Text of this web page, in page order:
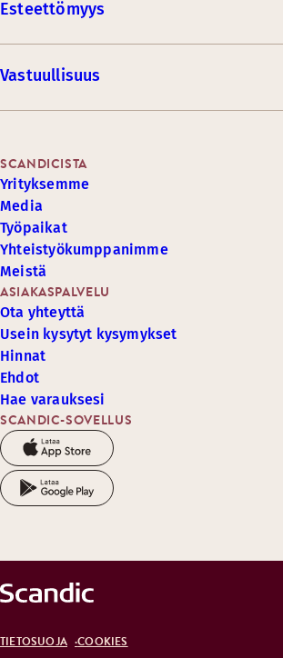
Esteettömyys
Vastuullisuus
SCANDIC-SOVELLUS
ASIAKASPALVELU
Ota yhteyttä
Usein kysytyt kysymykset
Hinnat
Ehdot
Hae varauksesi
SCANDICISTA
Yrityksemme
Media
Työpaikat
Yhteistyökumppanimme
Meistä
TIETOSUOJA COOKIES